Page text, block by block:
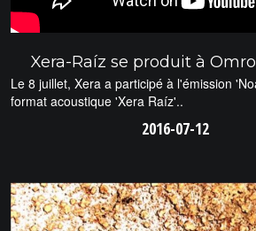
Xera-Raíz se produit à
Le 8 juillet, Xera a participé à l'émission
format acoustique 'Xera Raíz'..
2016-07-12